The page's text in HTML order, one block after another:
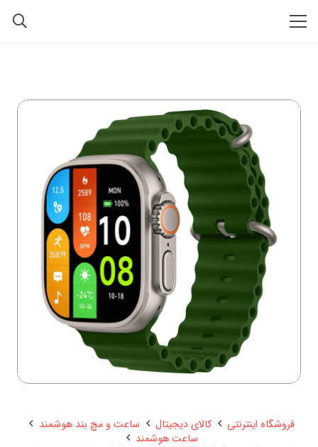
فروشگاه اینترنتی کالای دیجیتال
ساعت و مچ بند هوشمند
ساعت هوشمند